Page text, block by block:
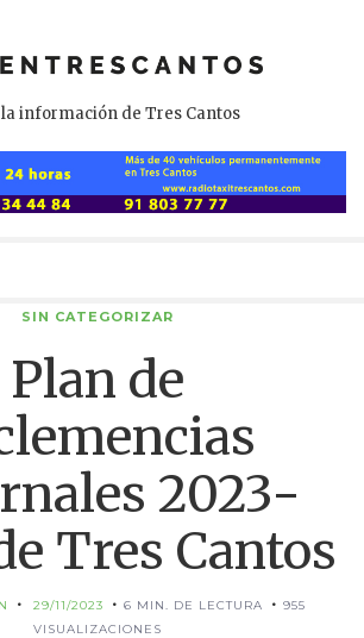
información de Tres Cantos
SIN CATEGORIZAR
Plan de
2023-
Tres Cantos
29/11/2023 6 MIN. DE LECTURA
955
VISUALIZACIONES